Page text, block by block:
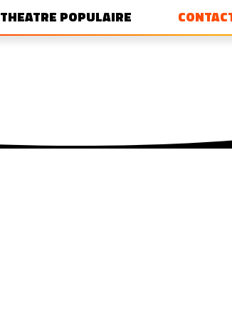
THEATRE POPULAIRE